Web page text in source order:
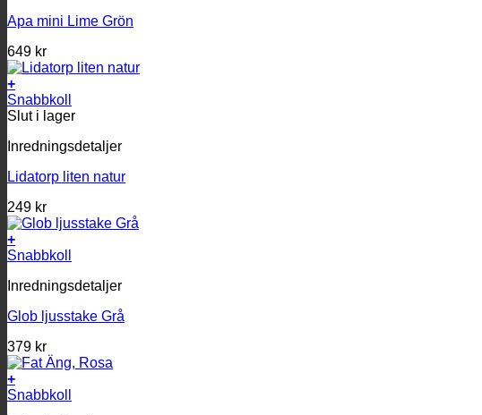
Apa mini Lime Grön
649 kr
+
Snabbkoll
Slut i lager
Inredningsdetaljer
Lidatorp liten natur
249 kr
+
Snabbkoll
Inredningsdetaljer
Glob ljusstake Grå
379 kr
+
Snabbkoll